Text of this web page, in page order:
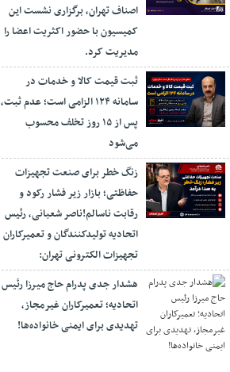
اصناف تهران، برگزاری نشست این
کمیسیون با حضور اکثریت اعضا را
مدیریت کرد.
ثبت قیمت کالا و خدمات در
سامانه ۱۲۴ الزامی است؛ عدم ثبت،
پس از ۱۵ روز تخلف محسوب
می‌شود
زنگ خطر برای صنعت تجهیزات
حفاظتی؛ بازار زیر فشار رکود و
رقابت ناسالم!ناصر شعبانی، رئیس
اتحادیه تولیدکنندگان و تعمیرکاران
تجهیزات الکترونی تهران:
هشدار جدی پدرام حاج میرزا رئیس
اتحادیه؛ تعمیرکاران غیرمجاز،
تهدیدی برای ایمنی خانواده‌ها!